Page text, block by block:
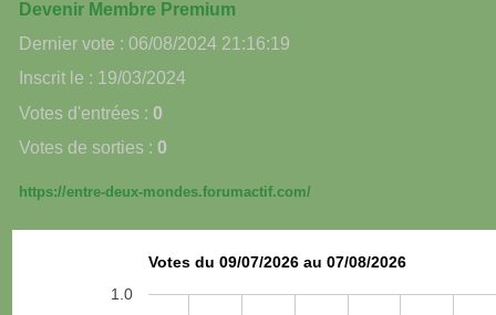
Devenir Membre Premium
Dernier vote : 06/08/2024 21:16:19
Inscrit le : 19/03/2024
Votes d'entrées : 0
Votes de sorties : 0
https://entre-deux-mondes.forumactif.com/
Votes du 09/07/2026 au 07/08/2026
1.0